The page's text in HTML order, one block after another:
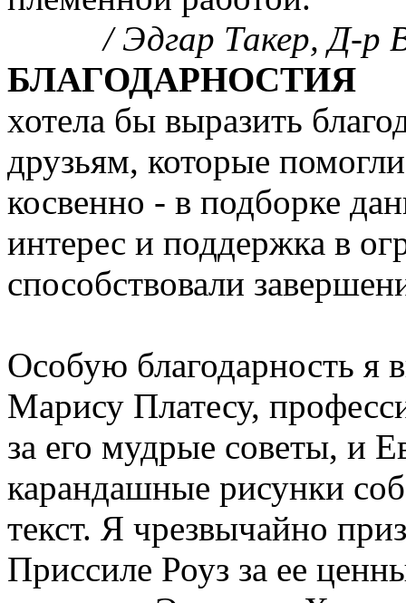
/ Эдгар Такер, Д-р
БЛАГОДАРНОСТИЯ
хотела бы выразить
друзьям, которые
косвенно - в подборке
интерес и поддержка в
способствовали
Особую благодарность
Марису Платесу,
за его мудрые советы, и
карандашные рисунки
текст. Я чрезвычайно
Приссиле Роуз за ее